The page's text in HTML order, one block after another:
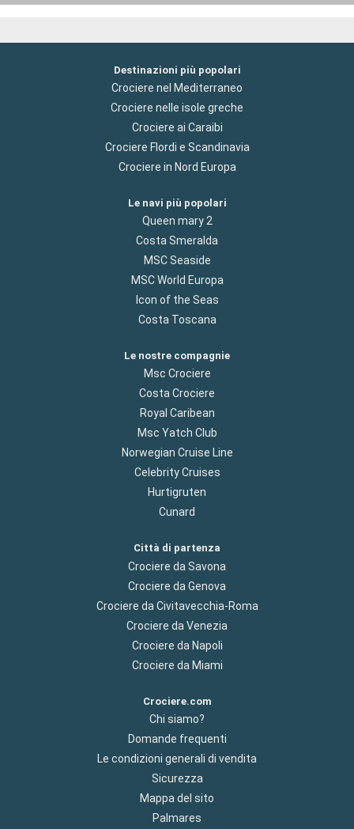
Destinazioni più popolari
Crociere nel Mediterraneo
Crociere nelle isole greche
Crociere ai Caraibi
Crociere Flordi e Scandinavia
Crociere in Nord Europa
Le navi più popolari
Queen mary 2
Costa Smeralda
MSC Seaside
MSC World Europa
Icon of the Seas
Costa Toscana
Le nostre compagnie
Msc Crociere
Costa Crociere
Royal Caribean
Msc Yatch Club
Norwegian Cruise Line
Celebrity Cruises
Hurtigruten
Cunard
Città di partenza
Crociere da Savona
Crociere da Genova
Crociere da Civitavecchia-Roma
Crociere da Venezia
Crociere da Napoli
Crociere da Miami
Crociere.com
Chi siamo?
Domande frequenti
Le condizioni generali di vendita
Sicurezza
Mappa del sito
Palmares